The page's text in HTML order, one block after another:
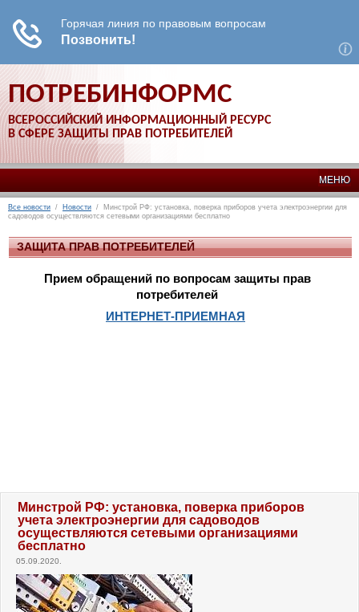
ПОТРЕБИНФОРМС
ВСЕРОССИЙСКИЙ ИНФОРМАЦИОННЫЙ РЕСУРС
В СФЕРЕ ЗАЩИТЫ ПРАВ ПОТРЕБИТЕЛЕЙ
МЕНЮ
Все новости / Новости / Минстрой РФ: установка, поверка приборов учета электроэнергии для
садоводов осуществляются сетевыми организациями бесплатно
ЗАЩИТА ПРАВ ПОТРЕБИТЕЛЕЙ
Прием обращений по вопросам защиты прав
потребителей
ИНТЕРНЕТ-ПРИЕМНАЯ
Минстрой РФ: установка, поверка приборов
учета электроэнергии для садоводов
осуществляются сетевыми организациями
бесплатно
05.09.2020.